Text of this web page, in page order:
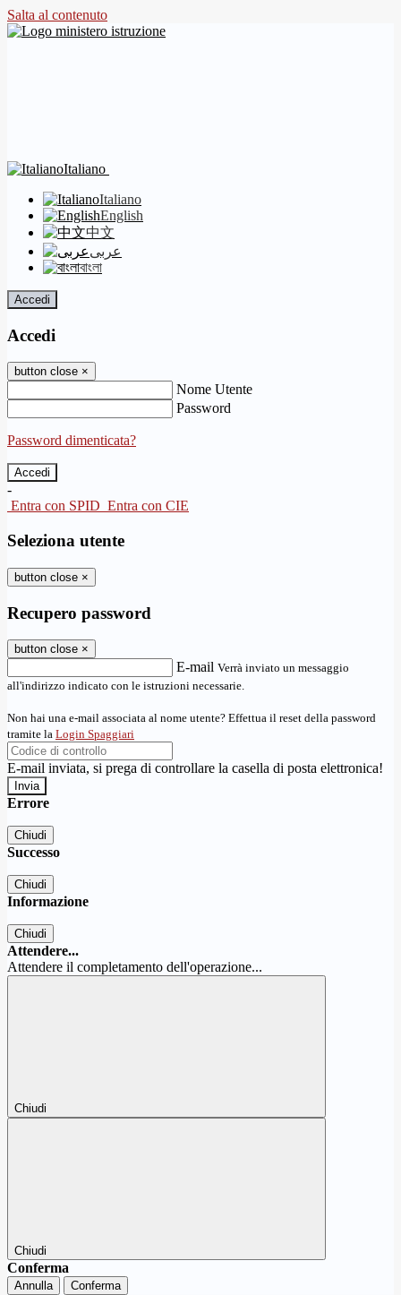
Salta al contenuto
Italiano
Italiano
English
中文
عربى
বাংলা
Accedi
Accedi
button close ×
Nome Utente
Password
Password dimenticata?
-
Entra con SPID Entra con CIE
Seleziona utente
button close ×
Recupero password
button close ×
E-mail Verrà inviato un messaggio
all'indirizzo indicato con le istruzioni necessarie.
Non hai una e-mail associata al nome utente? Effettua il reset della password
tramite la Login Spaggiari
E-mail inviata, si prega di controllare la casella di posta elettronica!
Errore
Chiudi
Successo
Chiudi
Informazione
Chiudi
Attendere...
Attendere il completamento dell'operazione...
Chiudi
Chiudi
Conferma
Annulla Conferma